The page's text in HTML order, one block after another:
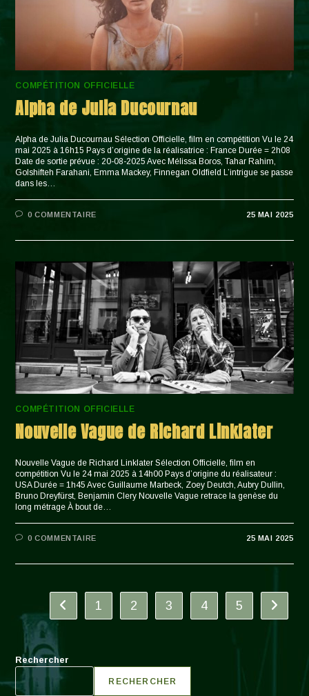
COMPÉTITION OFFICIELLE
Alpha de Julia Ducournau
Alpha de Julia Ducournau Sélection Officielle, film en compétition Vu le 24
mai 2025 à 16h15 Pays d’origine de la réalisatrice : France Durée = 2h08
Date de sortie prévue : 20-08-2025 Avec Mélissa Boros, Tahar Rahim,
Golshifteh Farahani, Emma Mackey, Finnegan Oldfield L’intrigue se passe
dans les…
0 COMMENTAIRE 25 MAI 2025
COMPÉTITION OFFICIELLE
Nouvelle Vague de Richard Linklater
Nouvelle Vague de Richard Linklater Sélection Officielle, film en
compétition Vu le 24 mai 2025 à 14h00 Pays d’origine du réalisateur :
USA Durée = 1h45 Avec Guillaume Marbeck, Zoey Deutch, Aubry Dullin,
Bruno Dreyfürst, Benjamin Clery Nouvelle Vague retrace la genèse du
long métrage À bout de…
0 COMMENTAIRE 25 MAI 2025
Go to the previous page
1 2 3 4 5 Aller à
Rechercher
RECHERCHER